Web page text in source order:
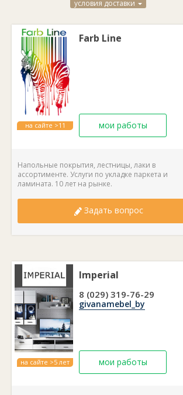
условия доставки
на сайте >11
Farb Line
мои работы
Напольные покрытия, лестницы, лаки в
ассортименте. Услуги по укладке паркета и
ламината. 10 лет на рынке.
Задать вопрос
на сайте >5 лет
Imperial
8 (029) 319-76-29
givanamebel_by
мои работы